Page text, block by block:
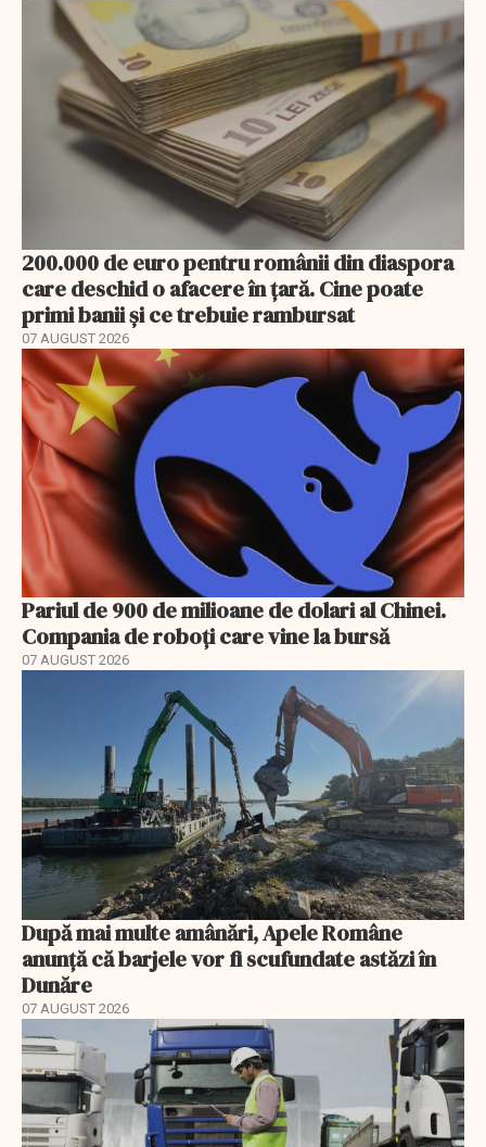
200.000 de euro pentru românii din diaspora
care deschid o afacere în țară. Cine poate
primi banii și ce trebuie rambursat
07 AUGUST 2026
Pariul de 900 de milioane de dolari al Chinei.
Compania de roboți care vine la bursă
07 AUGUST 2026
După mai multe amânări, Apele Române
anunță că barjele vor fi scufundate astăzi în
Dunăre
07 AUGUST 2026